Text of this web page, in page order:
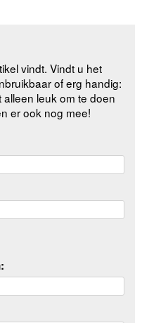
vindt. Vindt u het
of erg handig:
leuk om te doen
er ook nog mee!